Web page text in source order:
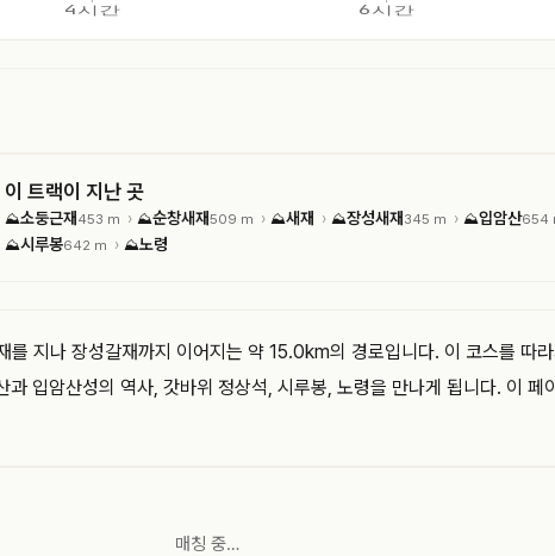
4시간 6시간
이 트랙이 지난 곳
⛰소둥근재 453 m › ⛰순창새재509 m › ⛰새재 › ⛰장성새재 345 m › ⛰입암산654
⛰시루봉642 m › ⛰노령
지나 장성갈재까지 이어지는 약 15.0km의 경로입니다. 이 코스를 따
입암산성의 역사, 갓바위 정상석, 시루봉, 노령을 만나게 됩니다. 이
매칭 중…